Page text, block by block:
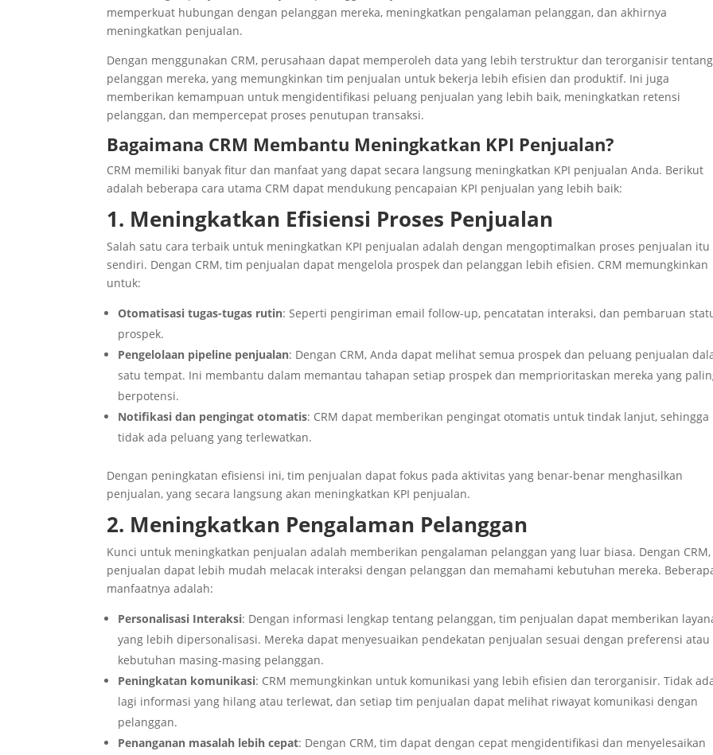
memperkuat hubungan dengan pelanggan mereka, meningkatkan pengalaman pelanggan, dan akhirnya
meningkatkan penjualan.
Dengan menggunakan CRM, perusahaan dapat memperoleh data yang lebih terstruktur dan terorganisir tentang
pelanggan mereka, yang memungkinkan tim penjualan untuk bekerja lebih efisien dan produktif. Ini juga
memberikan kemampuan untuk mengidentifikasi peluang penjualan yang lebih baik, meningkatkan retensi
pelanggan, dan mempercepat proses penutupan transaksi.
Bagaimana CRM Membantu Meningkatkan KPI Penjualan?
CRM memiliki banyak fitur dan manfaat yang dapat secara langsung meningkatkan KPI penjualan Anda. Berikut
adalah beberapa cara utama CRM dapat mendukung pencapaian KPI penjualan yang lebih baik:
1. Meningkatkan Efisiensi Proses Penjualan
Salah satu cara terbaik untuk meningkatkan KPI penjualan adalah dengan mengoptimalkan proses penjualan itu
sendiri. Dengan CRM, tim penjualan dapat mengelola prospek dan pelanggan lebih efisien. CRM memungkinkan
untuk:
Otomatisasi tugas-tugas rutin: Seperti pengiriman email follow-up, pencatatan interaksi, dan pembaruan
prospek.
Pengelolaan pipeline penjualan: Dengan CRM, Anda dapat melihat semua prospek dan peluang penjualan
satu tempat. Ini membantu dalam memantau tahapan setiap prospek dan memprioritaskan mereka yang
berpotensi.
Notifikasi dan pengingat otomatis: CRM dapat memberikan pengingat otomatis untuk tindak lanjut, sehingga
tidak ada peluang yang terlewatkan.
Dengan peningkatan efisiensi ini, tim penjualan dapat fokus pada aktivitas yang benar-benar menghasilkan
penjualan, yang secara langsung akan meningkatkan KPI penjualan.
2. Meningkatkan Pengalaman Pelanggan
Kunci untuk meningkatkan penjualan adalah memberikan pengalaman pelanggan yang luar biasa. Dengan
penjualan dapat lebih mudah melacak interaksi dengan pelanggan dan memahami kebutuhan mereka.
manfaatnya adalah:
Personalisasi Interaksi: Dengan informasi lengkap tentang pelanggan, tim penjualan dapat memberikan
yang lebih dipersonalisasi. Mereka dapat menyesuaikan pendekatan penjualan sesuai dengan preferensi atau
kebutuhan masing-masing pelanggan.
Peningkatan komunikasi: CRM memungkinkan untuk komunikasi yang lebih efisien dan terorganisir. Tidak
lagi informasi yang hilang atau terlewat, dan setiap tim penjualan dapat melihat riwayat komunikasi dengan
pelanggan.
Penanganan masalah lebih cepat: Dengan CRM, tim dapat dengan cepat mengidentifikasi dan menyelesaikan